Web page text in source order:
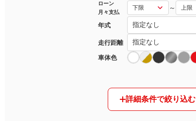
ローン
月々支払
～
年式
走行距離
車体色
詳細条件で絞り込む